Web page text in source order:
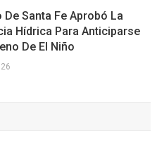
De Santa Fe Aprobó La
Hídrica Para Anticiparse
De El Niño